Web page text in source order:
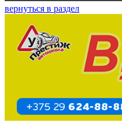
вернуться в раздел